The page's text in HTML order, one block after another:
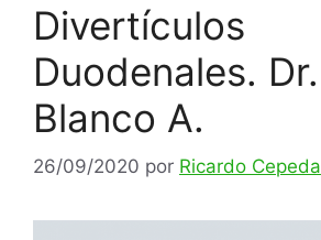
Divertículos
Duodenales.
Blanco A.
26/09/2020 por Ricardo Cepeda